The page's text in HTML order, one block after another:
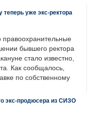
уже экс-ректора
бывшего ректора
стало известно,
Как сообщалось,
по собственному
экс-продюсера из СИЗО